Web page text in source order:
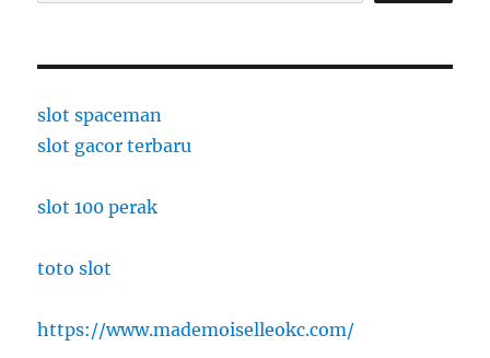
slot spaceman
slot gacor terbaru
slot 100 perak
toto slot
https://www.mademoiselleokc.com/